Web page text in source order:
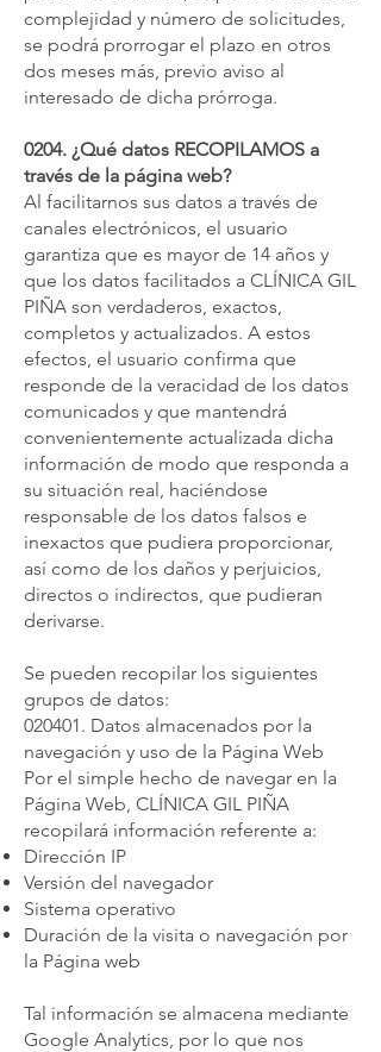
complejidad y número de solicitudes,
se podrá prorrogar el plazo en otros
dos meses más, previo aviso al
interesado de dicha prórroga.
0204. ¿Qué datos RECOPILAMOS a
través de la página web?
Al facilitarnos sus datos a través de
canales electrónicos, el usuario
garantiza que es mayor de 14 años y
que los datos facilitados a CLÍNICA GIL
PIÑA son verdaderos, exactos,
completos y actualizados. A estos
efectos, el usuario confirma que
responde de la veracidad de los datos
comunicados y que mantendrá
convenientemente actualizada dicha
información de modo que responda a
su situación real, haciéndose
responsable de los datos falsos e
inexactos que pudiera proporcionar,
así como de los daños y perjuicios,
directos o indirectos, que pudieran
derivarse.
Se pueden recopilar los siguientes
grupos de datos:
020401. Datos almacenados por la
navegación y uso de la Página Web
Por el simple hecho de navegar en la
Página Web, CLÍNICA GIL PIÑA
recopilará información referente a:
Dirección IP
Versión del navegador
Sistema operativo
Duración de la visita o navegación por
la Página web
Tal información se almacena mediante
Google Analytics, por lo que nos